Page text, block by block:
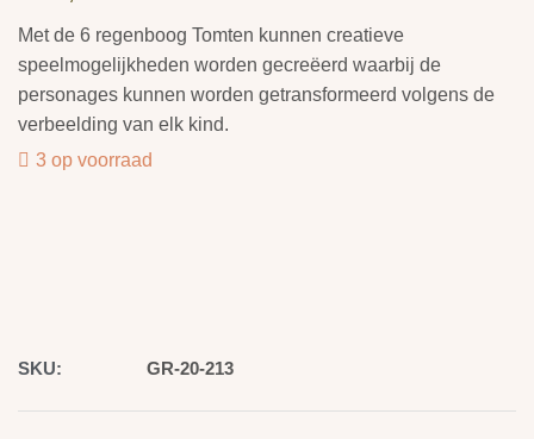
Met de 6 regenboog Tomten kunnen creatieve
speelmogelijkheden worden gecreëerd waarbij de
personages kunnen worden getransformeerd volgens de
verbeelding van elk kind.
3 op voorraad
SKU: GR-20-213